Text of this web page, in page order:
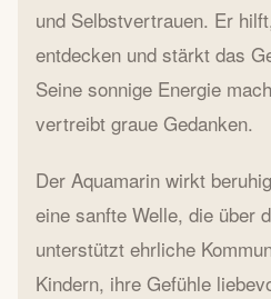
und Selbstvertrauen. Er
entdecken und stärkt das
Seine sonnige Energie
vertreibt graue Gedanken.
Der Aquamarin wirkt
eine sanfte Welle, die über
unterstützt ehrliche
Kindern, ihre Gefühle